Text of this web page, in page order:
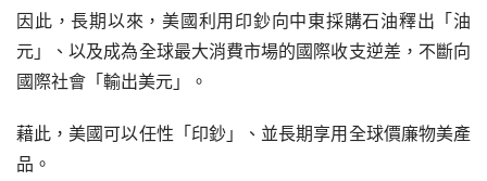
因此，長期以來，美國利用印鈔向中東採購石油釋出「油
元」、以及成為全球最大消費市場的國際收支逆差，不斷向
國際社會「輸出美元」。
藉此，美國可以任性「印鈔」、並長期享用全球價廉物美產
品。